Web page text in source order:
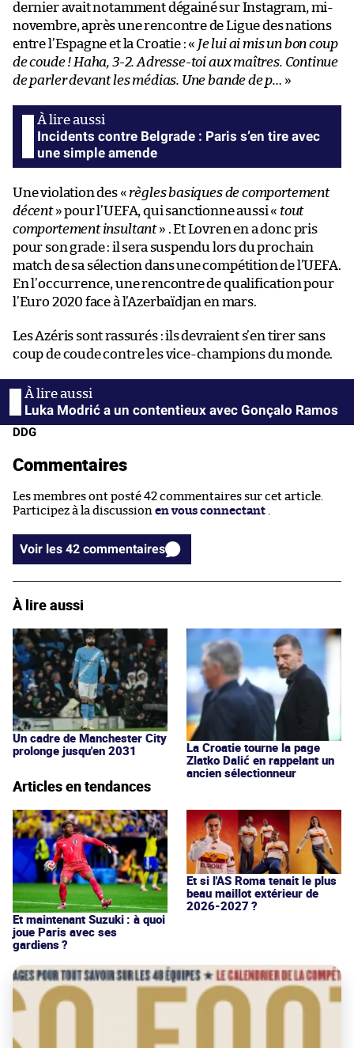
dernier avait notamment dégainé sur Instagram, mi-
novembre, après une rencontre de Ligue des nations
entre l’Espagne et la Croatie : « Je lui ai mis un bon coup
de coude ! Haha, 3-2. Adresse-toi aux maîtres. Continue
de parler devant les médias. Une bande de p… »
Incidents contre Belgrade : Paris s’en tire avec
une simple amende
Une violation des « règles basiques de comportement
décent» pour l’UEFA, qui sanctionne aussi « tout
comportement insultant» . Et Lovren en a donc pris
pour son grade : il sera suspendu lors du prochain
match de sa sélection dans une compétition de l’UEFA.
En l’occurrence, une rencontre de qualification pour
l’Euro 2020 face à l’Azerbaïdjan en mars.
Les Azéris sont rassurés : ils devraient s’en tirer sans
coup de coude contre les vice-champions du monde.
Luka Modrić a un contentieux avec Gonçalo Ramos
DDG
Commentaires
Les membres ont posté 42 commentaires sur cet article.
Participez à la discussion en vous connectant .
Voir les 42 commentaires
À lire aussi
Un cadre de Manchester City
prolonge jusqu'en 2031
La Croatie tourne la page
Zlatko Dalić en rappelant un
ancien sélectionneur
Articles en tendances
Et maintenant Suzuki : à quoi
joue Paris avec ses
gardiens ?
Et si l'AS Roma tenait le plus
beau maillot extérieur de
2026-2027 ?